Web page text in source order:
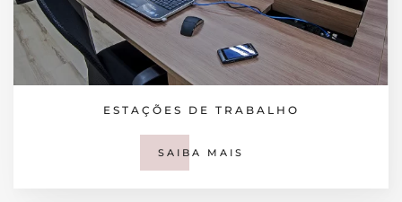
ESTAÇÕES DE TRABALHO
SAIBA MAIS